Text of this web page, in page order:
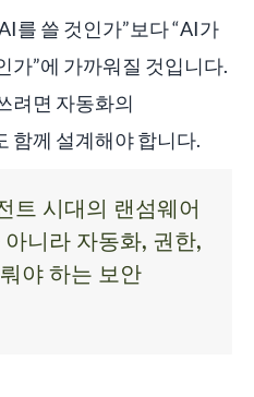
를 쓸 것인가”보다 “AI가
가”에 가까워질 것입니다.
려면 자동화의
함께 설계해야 합니다.
트 시대의 랜섬웨어
니라 자동화, 권한,
야 하는 보안